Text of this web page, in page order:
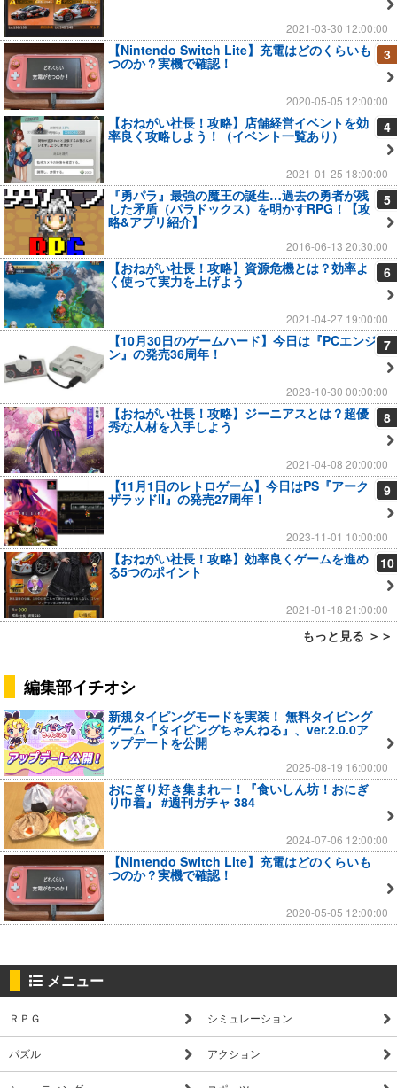
2021-03-30 12:00:00
3
【Nintendo Switch Lite】充電はどのくらいも
つのか？実機で確認！
2020-05-05 12:00:00
4
【おねがい社長！攻略】店舗経営イベントを効
率良く攻略しよう！（イベント一覧あり）
2021-01-25 18:00:00
5
『勇パラ』最強の魔王の誕生…過去の勇者が残
した矛盾（パラドックス）を明かすRPG！【攻
略&アプリ紹介】
2016-06-13 20:30:00
6
【おねがい社長！攻略】資源危機とは？効率よ
く使って実力を上げよう
2021-04-27 19:00:00
7
【10月30日のゲームハード】今日は『PCエンジ
ン』の発売36周年！
2023-10-30 00:00:00
8
【おねがい社長！攻略】ジーニアスとは？超優
秀な人材を入手しよう
2021-04-08 20:00:00
9
【11月1日のレトロゲーム】今日はPS『アーク
ザラッドII』の発売27周年！
2023-11-01 10:00:00
10
【おねがい社長！攻略】効率良くゲームを進め
る5つのポイント
2021-01-18 21:00:00
もっと見る ＞＞
編集部イチオシ
新規タイピングモードを実装！ 無料タイピング
ゲーム『タイピングちゃんねる』、ver.2.0.0ア
ップデートを公開
2025-08-19 16:00:00
おにぎり好き集まれー！『食いしん坊！おにぎ
り巾着』 #週刊ガチャ 384
2024-07-06 12:00:00
【Nintendo Switch Lite】充電はどのくらいも
つのか？実機で確認！
2020-05-05 12:00:00
メニュー
ＲＰＧ シミュレーション
パズル アクション